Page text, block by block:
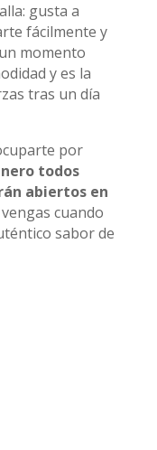
gusta a
fácilmente y
momento
y es la
tras un día
por
todos
abiertos en
cuando
sabor de